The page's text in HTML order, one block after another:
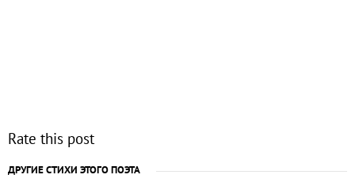
Rate this post
ДРУГИЕ СТИХИ ЭТОГО ПОЭТА